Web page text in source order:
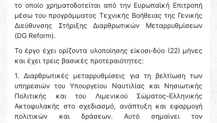
το οποίο χρηματοδοτείται από την Ευρωπαϊκή Επιτροπή
μέσω του προγράμματος Τεχνικής Βοήθειας της Γενικής
Διεύθυνσης Στήριξης Διαρθρωτικών Μεταρρυθμίσεων
(DG Reform).
Το έργο έχει ορίζοντα υλοποίησης είκοσι-δύο (22) μήνες
και έχει τρεις βασικές προτεραιότητες:
1.⁠ ⁠Διαρθρωτικές μεταρρυθμίσεις για τη βελτίωση των
υπηρεσιών του Υπουργείου Ναυτιλίας και Νησιωτικής
Πολιτικής και του Λιμενικού Σώματος-Ελληνικής
Ακτοφυλακής στο σχεδιασμό, ανάπτυξη και εφαρμογή
πολιτικών και δράσεων. Αυτό σημαίνει τον